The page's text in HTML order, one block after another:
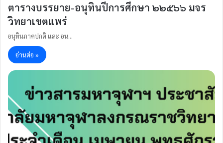
ตารางบรรยาย-อนุทินปีการศึกษา ๒๒๕๖๖ มจร
วิทยาเขตแพร่
อนุทินภาคปกติ และ อน…
อ่านต่อ »